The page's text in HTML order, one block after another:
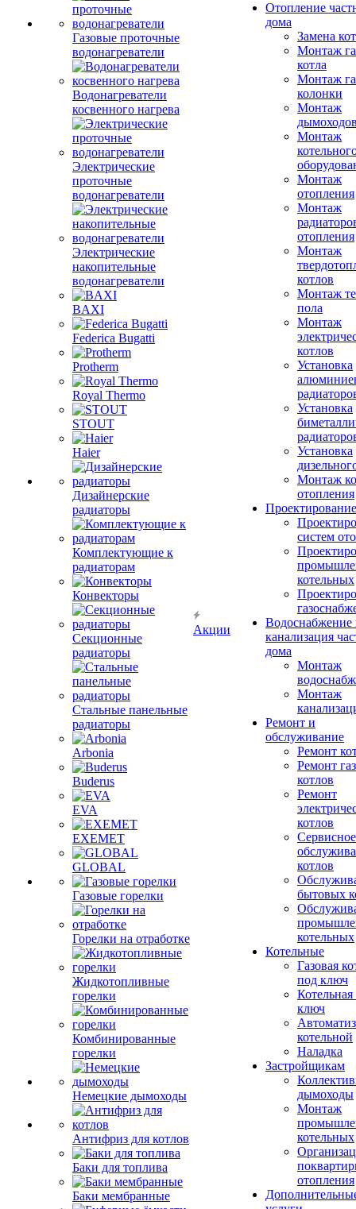
Газовые проточные
водонагреватели
Водонагреватели
косвенного нагрева
Электрические
проточные
водонагреватели
Электрические
накопительные
водонагреватели
BAXI
Federica Bugatti
Protherm
Royal Thermo
STOUT
Haier
Дизайнерские
радиаторы
Комплектующие к
радиаторам
Конвекторы
Секционные
радиаторы
Стальные панельные
радиаторы
Arbonia
Buderus
EVA
EXEMET
GLOBAL
Газовые горелки
Горелки на отработке
Жидкотопливные
горелки
Комбинированные
горелки
Немецкие дымоходы
Антифриз для котлов
Баки для топлива
Баки мембранные
Акции
Отопление
дома
Замена
Монтаж
котла
Монтаж
колонки
Монтаж
Монтаж
Монтаж
отопления
Монтаж
отопления
Монтаж
котлов
Монтаж
пола
Монтаж
котлов
Установка
Установка
Установка
Монтаж
отопления
Проектирование
систем
котельных
Водоснабжение
канализация
дома
Монтаж
Монтаж
Ремонт и
обслуживание
Ремонт
Ремонт
котлов
Ремонт
котлов
Сервисное
котлов
бытовых
котельных
Котельные
Газовая
под ключ
ключ
котельной
Наладка
Застройщикам
дымоходы
Монтаж
котельных
отопления